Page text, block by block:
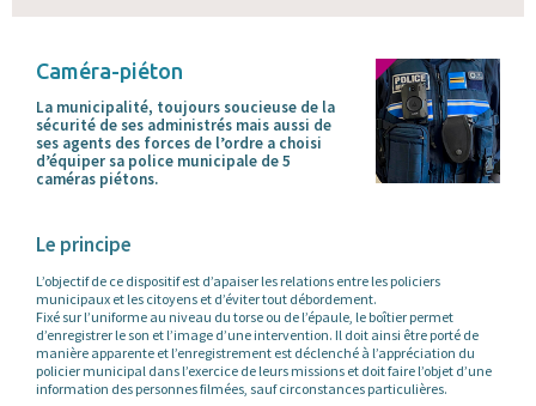
Caméra-piéton
La municipalité, toujours soucieuse de la
sécurité de ses administrés mais aussi de
ses agents des forces de l’ordre a choisi
d’équiper sa police municipale de 5
caméras piétons.
Le principe
L’objectif de ce dispositif est d’apaiser les relations entre les policiers
municipaux et les citoyens et d’éviter tout débordement.
Fixé sur l’uniforme au niveau du torse ou de l’épaule, le boîtier permet
d’enregistrer le son et l’image d’une intervention. Il doit ainsi être porté de
manière apparente et l’enregistrement est déclenché à l’appréciation du
policier municipal dans l’exercice de leurs missions et doit faire l’objet d’une
information des personnes filmées, sauf circonstances particulières.